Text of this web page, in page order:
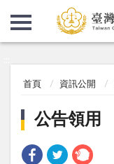
首頁 資訊公開
公告領用